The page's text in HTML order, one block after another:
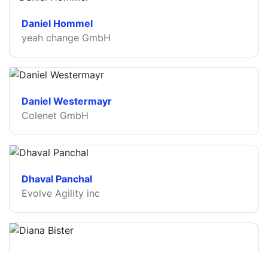
Daniel Hommel
yeah change GmbH
Daniel Westermayr
Colenet GmbH
Dhaval Panchal
Evolve Agility inc